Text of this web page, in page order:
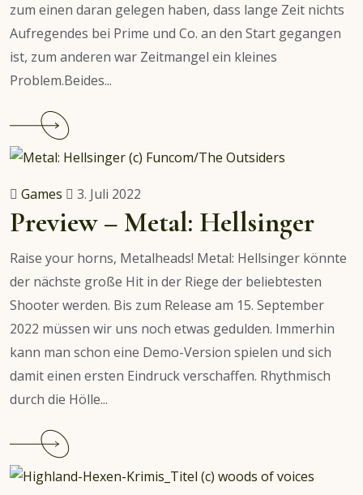
zum einen daran gelegen haben, dass lange Zeit nichts
Aufregendes bei Prime und Co. an den Start gegangen
ist, zum anderen war Zeitmangel ein kleines
Problem.Beides...
Film-
und
Serienempfehlungen:
Juli
2022
Games 3. Juli 2022
Preview – Metal: Hellsinger
Raise your horns, Metalheads! Metal: Hellsinger könnte
der nächste große Hit in der Riege der beliebtesten
Shooter werden. Bis zum Release am 15. September
2022 müssen wir uns noch etwas gedulden. Immerhin
kann man schon eine Demo-Version spielen und sich
damit einen ersten Eindruck verschaffen. Rhythmisch
durch die Hölle...
Preview